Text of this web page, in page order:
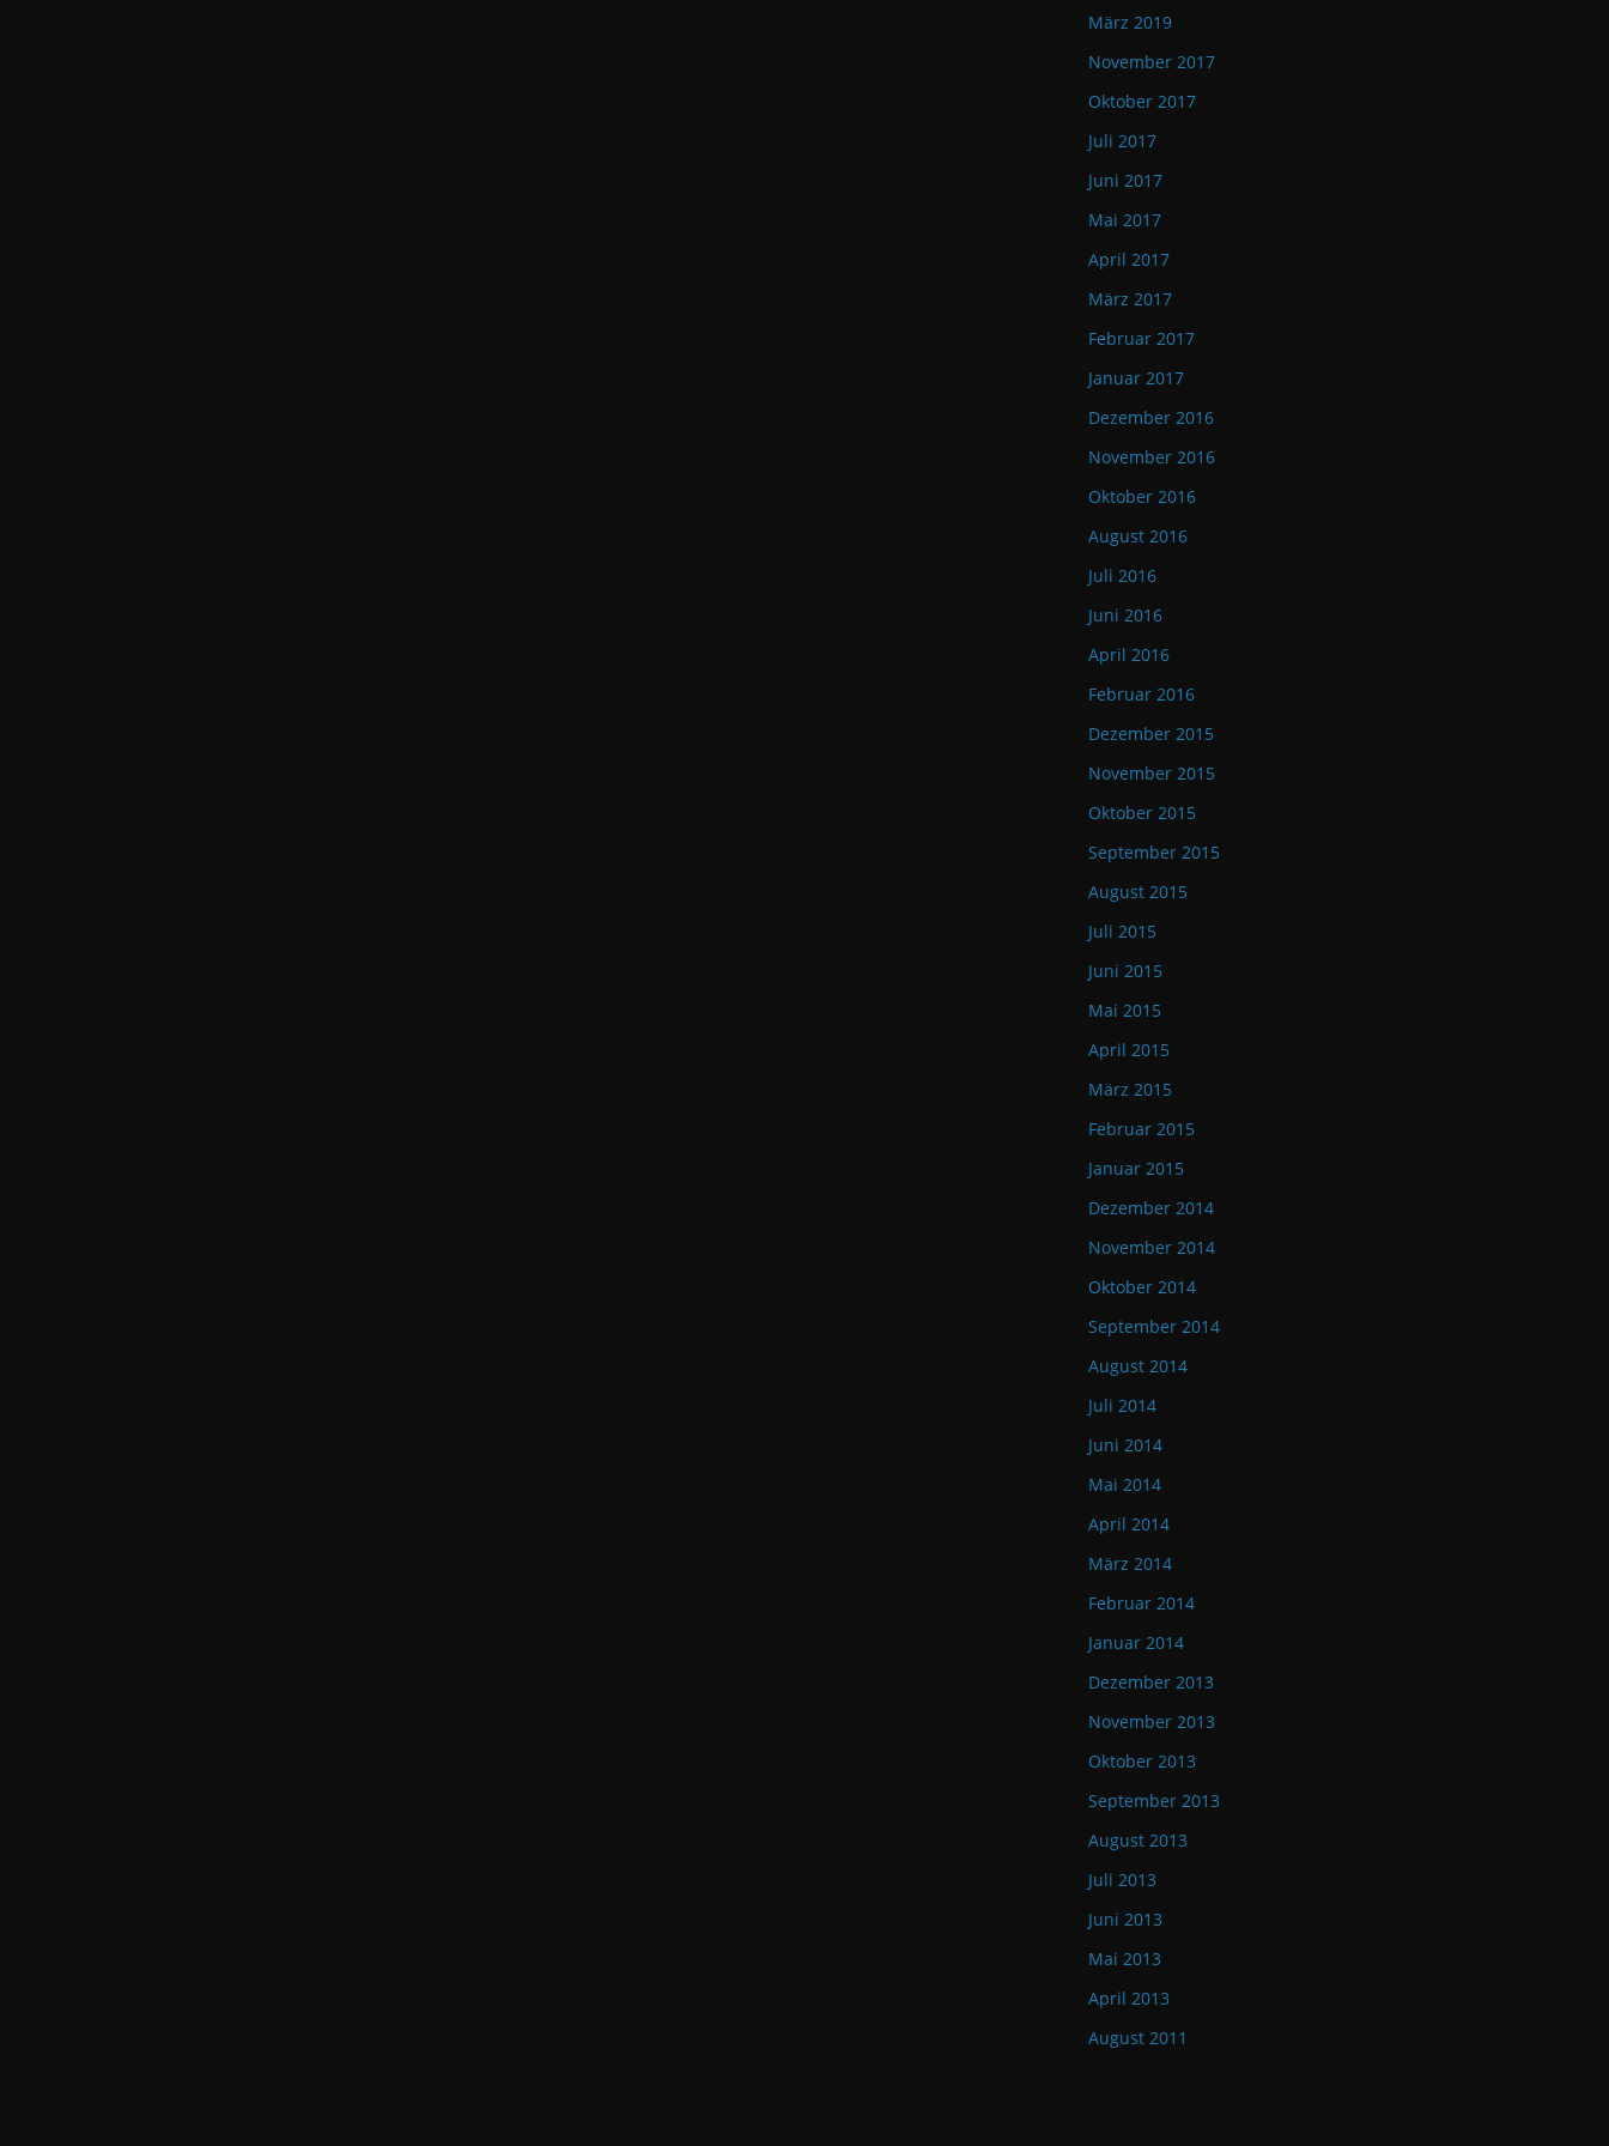
März 2019
November 2017
Oktober 2017
Juli 2017
Juni 2017
Mai 2017
April 2017
März 2017
Februar 2017
Januar 2017
Dezember 2016
November 2016
Oktober 2016
August 2016
Juli 2016
Juni 2016
April 2016
Februar 2016
Dezember 2015
November 2015
Oktober 2015
September 2015
August 2015
Juli 2015
Juni 2015
Mai 2015
April 2015
März 2015
Februar 2015
Januar 2015
Dezember 2014
November 2014
Oktober 2014
September 2014
August 2014
Juli 2014
Juni 2014
Mai 2014
April 2014
März 2014
Februar 2014
Januar 2014
Dezember 2013
November 2013
Oktober 2013
September 2013
August 2013
Juli 2013
Juni 2013
Mai 2013
April 2013
August 2011